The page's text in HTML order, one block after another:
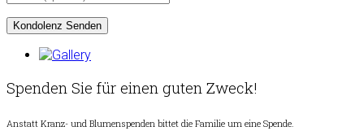
Spenden Sie für einen guten Zweck!
Anstatt Kranz- und Blumenspenden bittet die Familie um eine Spende.